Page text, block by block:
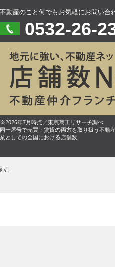
不動産のこと何でもお気軽にお問い合
0532-26-
※2026年7月時点／東京商工リサーチ調べ
同一屋号で売買・賃貸の両方を取り扱う不動
業としての全国における店舗数
す